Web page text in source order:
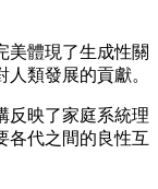
美體現了生成性關
類發展的貢獻。
反映了家庭系統理
各代之間的良性互